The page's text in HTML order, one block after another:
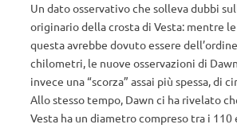
Un dato osservativo che solleva dubbi
originario della crosta di Vesta: mentre
questa avrebbe dovuto essere
chilometri, le nuove osservazioni di
invece una “scorza” assai più spessa, di
Allo stesso tempo, Dawn ci ha rivelato
Vesta ha un diametro compreso tra i 110